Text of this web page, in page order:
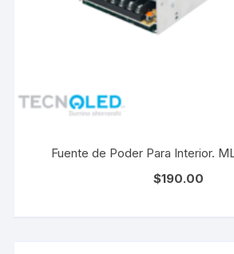
Fuente de Poder Para Interior.
$190.00